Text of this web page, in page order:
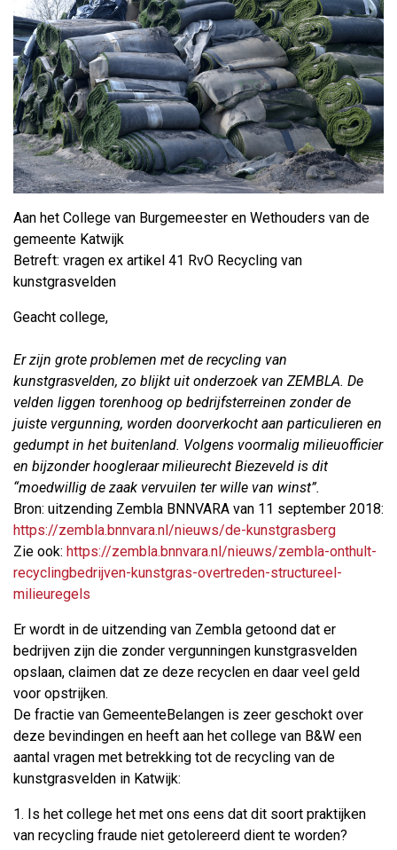
Aan het College van Burgemeester en Wethouders van de
gemeente Katwijk
Betreft: vragen ex artikel 41 RvO Recycling van
kunstgrasvelden
Geacht college,
Er zijn grote problemen met de recycling van
kunstgrasvelden, zo blijkt uit onderzoek van ZEMBLA. De
velden liggen torenhoog op bedrijfsterreinen zonder de
juiste vergunning, worden doorverkocht aan particulieren en
gedumpt in het buitenland. Volgens voormalig milieuofficier
en bijzonder hoogleraar milieurecht Biezeveld is dit
“moedwillig de zaak vervuilen ter wille van winst”.
Bron: uitzending Zembla BNNVARA van 11 september 2018:
https://zembla.bnnvara.nl/nieuws/de-kunstgrasberg
Zie ook: https://zembla.bnnvara.nl/nieuws/zembla-onthult-
recyclingbedrijven-kunstgras-overtreden-structureel-
milieuregels
Er wordt in de uitzending van Zembla getoond dat er
bedrijven zijn die zonder vergunningen kunstgrasvelden
opslaan, claimen dat ze deze recyclen en daar veel geld
voor opstrijken.
De fractie van GemeenteBelangen is zeer geschokt over
deze bevindingen en heeft aan het college van B&W een
aantal vragen met betrekking tot de recycling van de
kunstgrasvelden in Katwijk:
1. Is het college het met ons eens dat dit soort praktijken
van recycling fraude niet getolereerd dient te worden?